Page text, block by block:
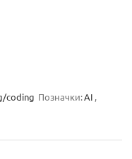
coding Позначки:AI ,